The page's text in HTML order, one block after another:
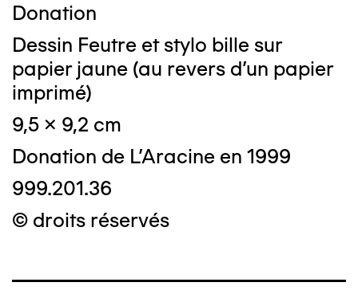
Donation
Dessin Feutre et stylo bille sur
papier jaune (au revers d'un papier
imprimé)
9,5 x 9,2 cm
Donation de L'Aracine en 1999
999.201.36
© droits réservés